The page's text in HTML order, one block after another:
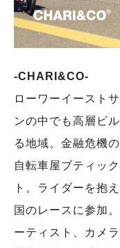
-CHARI&CO-
ローワーイースト
ンの中でも高層ビ
る地域。金融危機
自転車屋ブティッ
ト。ライダーを抱
国のレースに参加
ーティスト、カメ